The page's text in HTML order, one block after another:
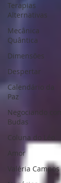
Terapias
Alternativas
Mecânica
Quântica
Dimensões
Despertar
Calendário da
Paz
Negociando com
Budas
Coluna do Léo
Amor
Valéria Campos